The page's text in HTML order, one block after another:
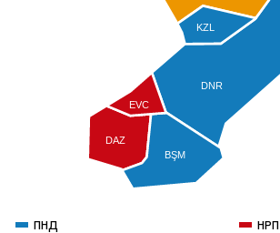
DAZ
DNR
BŞM
EVC
KZL
ПНД НРП